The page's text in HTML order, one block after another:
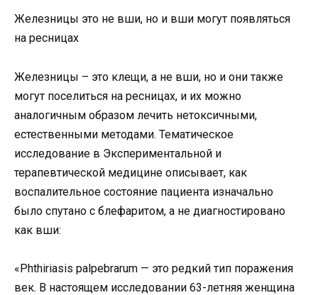
Железницы это не вши, но и вши могут появляться
на ресницах
Железницы – это клещи, а не вши, но и они также
могут поселиться на ресницах, и их можно
аналогичным образом лечить нетоксичными,
естественными методами. Тематическое
исследование в Экспериментальной и
терапевтической медицине описывает, как
воспалительное состояние пациента изначально
было спутано с блефаритом, а не диагностировано
как вши:
«Phthiriasis palpebrarum — это редкий тип поражения
век. В настоящем исследовании 63-летняя женщина